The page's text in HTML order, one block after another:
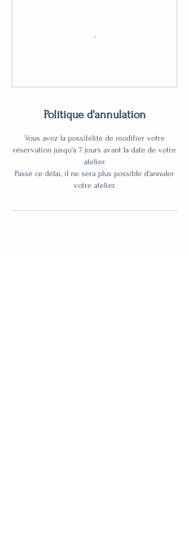
Politique d'annulation
Vous avez la possibilité de modifier votre
réservation jusqu'à 7 jours avant la date de votre
atelier.
Passé ce délai, il ne sera plus possible d'annuler
votre atelier.